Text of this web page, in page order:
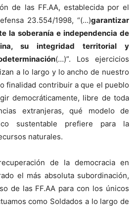
de las FF.AA, establecida por el
23.554/1998, “(…)garantizar
la soberanía e independencia de
su integridad territorial y
(…)”. Los ejercicios
a lo largo y lo ancho de nuestro
finalidad contribuir a que el pueblo
democráticamente, libre de toda
extranjeras, qué modelo de
sustentable prefiere para la
naturales.
de la democracia en
el más absoluta subordinación,
de las FF.AA para con los únicos
como Soldados a lo largo de